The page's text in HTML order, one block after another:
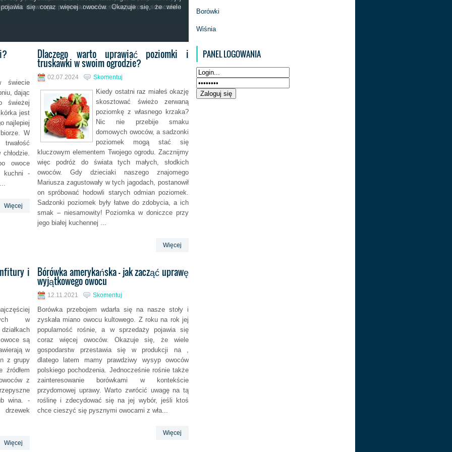
kwasowości i delikatnym aromacie. Ich skórka jest
sadzonki poziomek mogą stać się kluczowym elementem
Nic dziwnego, ponieważ owoce są wyjątkowo smaczne i
się coraz więcej owoców. Okazuje się, że wiele
świecie
dając
świeżej
jest
najlepiej
W
owoce
kuchni -
Więcej
Dlaczego warto uprawiać poziomki i
truskawki w swoim ogrodzie?
02.07.2024 Skomentuj
Kiedy ostatni raz miałeś okazję
skosztować świeżo zerwaną
poziomkę z własnego krzaka?
Nic nie przebije smaku
domowych owoców, a sadzonki
poziomek mogą stać się
kluczowym elementem Twojego ogrodu. Zacznijmy
więc podróż do świata tych małych, słodkich
owoców. Gdy dzieciaki naszego znajomego
Mariusza zagustowały w tych jagodach, postanowił
on spróbować hodowli starych odmian poziomek.
Sadzonki poziomek były łatwe do zdobycia, a ich
smak – niesamowity! Poziomka w doniczce przy
jego białej kuchennej ...
Więcej
i
w
są
w
z grupy
źródłem
z
wina. -
Więcej
Bórówka amerykańska - jak zacząć uprawę
wyjątkowego owocu
12.11.2021 Skomentuj
Borówka przebojem wdarła się na nasze stoły i
zyskała miano owocu kultowego. Z roku na rok jej
popularność rośnie, a w sprzedaży pojawia się
coraz więcej owoców. Okazuje się, że wiele
gospodarstw przestawia się w produkcji na ,
dlatego latem mamy prawdziwy wysyp owoców
polskiego pochodzenia. Jednocześnie rośnie także
zainteresowanie borówkami w kontekście
przydomowej uprawy. Warto zwrócić uwagę na tą
roślinę i zdecydować się na jej wybór, jeśli ktoś
chce cieszyć się pysznymi owocami z wła...
Więcej
Borówki
Wiśnia
PANEL LOGOWANIA